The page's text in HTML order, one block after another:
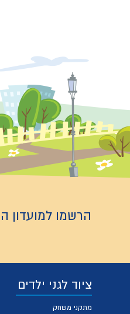
הרשמו למועדון
ציוד לגני ילדים
מתקני משחק